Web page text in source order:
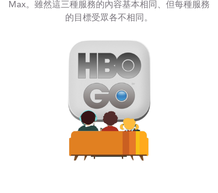
Max。雖然這三種服務的內容基本相同、但每種服務
的目標受眾各不相同。